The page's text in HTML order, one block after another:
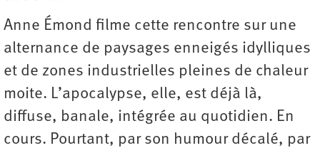
Anne Émond filme cette rencontre sur une
alternance de paysages enneigés idylliques
et de zones industrielles pleines de chaleur
moite. L’apocalypse, elle, est déjà là,
diffuse, banale, intégrée au quotidien. En
cours. Pourtant, par son humour décalé, par